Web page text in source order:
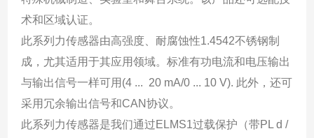
术和区域认证。
此系列力传感器由高强度、耐腐蚀性1.4542不锈钢制
成，尤其适用于其应用领域。标准有功电流和电压输出
与输出信号一样可用(4 ... 20 mA/0 ... 10 V). 此外，还可
采用冗余输出信号和CAN协议。
此系列力传感器是我们通过ELMS1过载保护（带PL d /